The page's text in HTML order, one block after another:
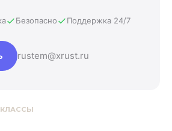
Безопасно Поддержка 24/7
rustem@xrust.ru